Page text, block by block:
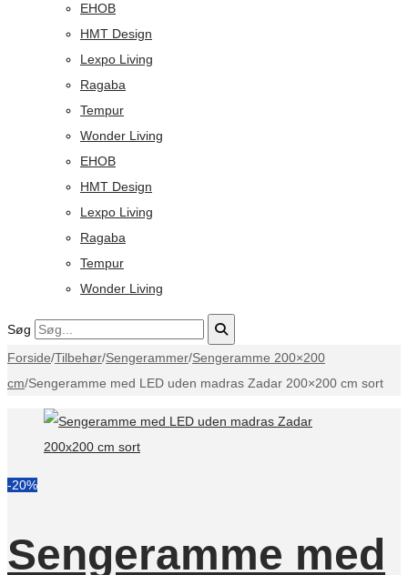
EHOB
HMT Design
Lexpo Living
Ragaba
Tempur
Wonder Living
EHOB
HMT Design
Lexpo Living
Ragaba
Tempur
Wonder Living
Søg
Forside/Tilbehør/Sengerammer/Sengeramme 200×200
cm/Sengeramme med LED uden madras Zadar 200×200 cm sort
-20%
Sengeramme med